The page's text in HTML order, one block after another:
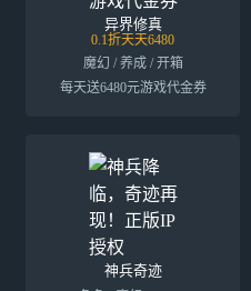
异界修真
0.1折天天6480
魔幻 / 养成 / 开箱
每天送6480元游戏代金券
神兵奇迹